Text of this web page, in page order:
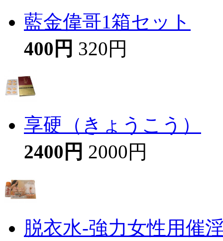
藍金偉哥1箱セット
400円 320円
享硬（きょうこう）
2400円 2000円
脱衣水-強力女性用催